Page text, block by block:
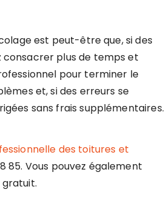
est peut-être que, si des
consacrer plus de temps et
pour terminer le
et, si des erreurs se
sans frais supplémentaires.
des toitures et
85. Vous pouvez également